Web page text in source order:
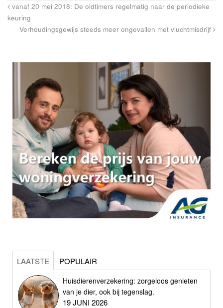
vanaf 20 mei 2018: De oldtimers regelmatig naar de periodieke
keuring
Verhoudingsgewijs steeds meer ongevallen met vluchtmisdrijf
LAATSTE POPULAIR
Huisdierenverzekering: zorgeloos genieten
van je dier, ook bij tegenslag.
19 JUNI 2026